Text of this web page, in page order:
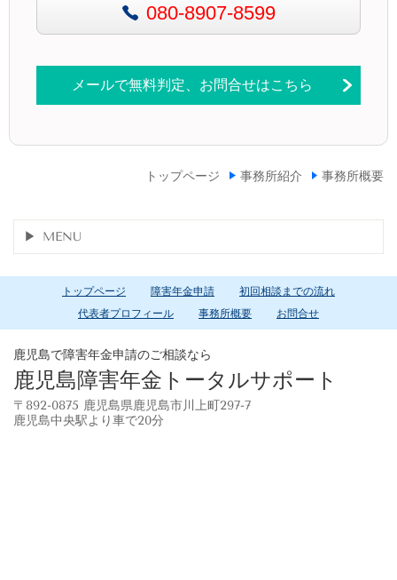
080-8907-8599
メールで無料判定、お問合せはこちら
トップページ 事務所紹介 事務所概要
MENU
トップページ 障害年金申請
初回相談までの流れ
代表者プロフィール
事務所概要 お問合せ
鹿児島で障害年金申請のご相談なら
鹿児島障害年金トータルサポート
〒892-0875 鹿児島県鹿児島市川上町297-7
鹿児島中央駅より車で20分